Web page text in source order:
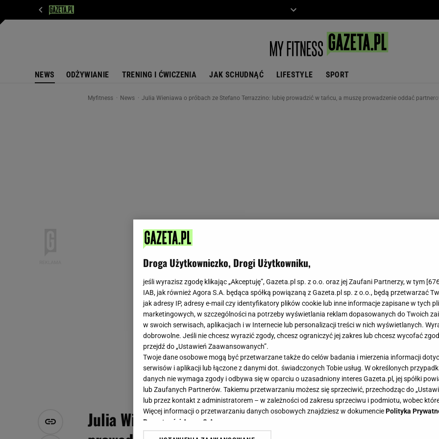
NEWS ODŻYWIANIE TRENING I ĆWICZENIA JAK SCHUDNĄĆ LIFESTYLE SPORT
Myfitness News Julia Wieniawa o próbach ze Stefano Terrazzino: lubię prowadzić w tańcu, a muszę prowadzenie oddać
Julia Wieniawa o próbach ze Stefano Terrazzino: Lubię
Droga Użytkowniczko, Drogi Użytkowniku,
jeśli wyrazisz zgodę klikając „Akceptuję”, Gazeta.pl sp. z o.o. oraz jej Zaufani Partnerzy, w tym [
IAB, jak również Agora S.A. będąca spółką powiązaną z Gazeta.pl sp. z o.o., będą przetwarzać
jak adresy IP, adresy e-mail czy identyfikatory plików cookie lub inne informacje zapisane w tych
marketingowych, w szczególności na potrzeby wyświetlania reklam dopasowanych do Twoich
w swoich serwisach, aplikacjach i w Internecie lub personalizacji treści w nich wyświetlanych.
dobrowolne. Jeśli nie chcesz wyrazić zgody, chcesz ograniczyć jej zakres lub chcesz wycofać
przejdź do „Ustawień Zaawansowanych”.
Twoje dane osobowe mogą być przetwarzane także do celów badania i mierzenia informacji
serwisów i aplikacji lub łączone z danymi dot. świadczonych Tobie usług. W określonych
danych nie wymaga zgody i odbywa się w oparciu o uzasadniony interes Gazeta.pl, jej spółki
lub Zaufanych Partnerów. Takiemu przetwarzaniu możesz się sprzeciwić, przechodząc do
lub przez kontakt z administratorem – w zależności od zakresu sprzeciwu i podmiotu, wobec
Więcej informacji o przetwarzaniu danych osobowych znajdziesz w dokumenciePolityka
Prywatności Agora S.A.